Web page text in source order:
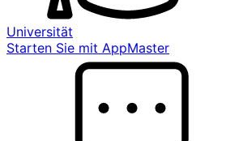
Universität
Starten Sie mit AppMaster